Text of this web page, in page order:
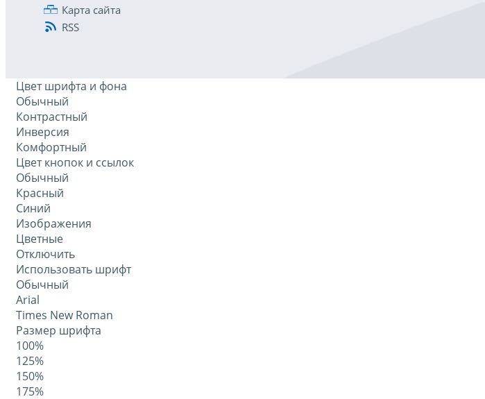
Карта сайта
RSS
Цвет шрифта и фона
Обычный
Контрастный
Инверсия
Комфортный
Цвет кнопок и ссылок
Обычный
Красный
Синий
Изображения
Цветные
Отключить
Использовать шрифт
Обычный
Arial
Times New Roman
Размер шрифта
100%
125%
150%
175%